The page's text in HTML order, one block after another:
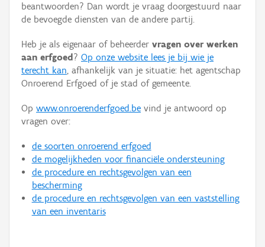
Persoon of collectief
Hergebruik
Aanmelden
beantwoorden? Dan wordt je vraag doorgestuurd naar
de bevoegde diensten van de andere partij.
Heb je als eigenaar of beheerder vragen over werken
aan erfgoed ? Op onze website lees je bij wie je
terecht kan, afhankelijk van je situatie: het agentschap
Onroerend Erfgoed of je stad of gemeente.
Op www.onroerenderfgoed.be vind je antwoord op
vragen over:
de soorten onroerend erfgoed
de mogelijkheden voor financiële ondersteuning
de procedure en rechtsgevolgen van een
bescherming
de procedure en rechtsgevolgen van een vaststelling
van een inventaris